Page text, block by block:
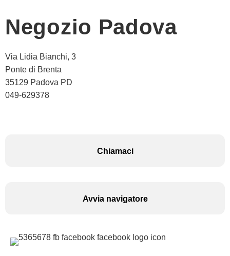
Negozio Padova
Via Lidia Bianchi, 3
Ponte di Brenta
35129 Padova PD
049-629378
Chiamaci
Avvia navigatore